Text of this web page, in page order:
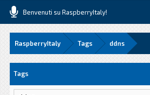
Benvenuti su RaspberryItaly!
RaspberryItaly Tags ddns
Tags